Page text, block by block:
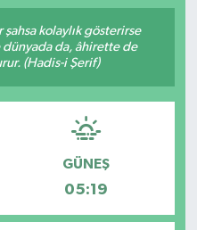
şahsa kolaylık gösterirse
dünyada da, âhirette de
(Hadis-i Şerif)
GÜNEŞ
05:19